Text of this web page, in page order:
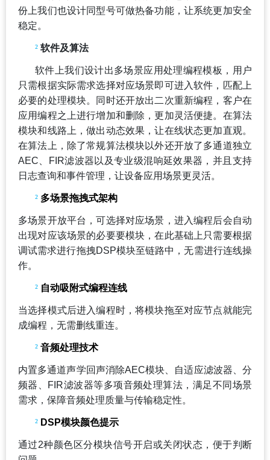
份上我们也设计同型号可做热备功能，让系统更加安全
稳定。
² 软件及算法
软件上我们设计出多场景应用处理编程模板，用户
只需根据实际需求选择对应场景即可进入软件，匹配上
必要的处理模块。同时还开放出二次重新编程，客户在
应用编程之上进行增加和删除，更加灵活便捷。在算法
模块和线路上，做出动态效果，让在线状态更加直观。
在算法上，除了常规算法模块以外还开放了多通道独立
AEC、FIR滤波器以及专业级混响延效果器，并且支持
日志查询和事件管理，让设备应用场景更灵活。
² 多场景拖拽式架构
多场景开放平台，可选择对应场景，进入编程后会自动
出现对应该场景的必要要模块，在此基础上只需要根据
调试需求进行拖拽DSP模块至链路中，无需进行连线操
作。
² 自动吸附式编程连线
当选择模式后进入编程时，将模块拖至对应节点就能完
成编程，无需删线重连。
² 音频处理技术
内置多通道声学回声消除AEC模块、自适应滤波器、分
频器、FIR滤波器等多项音频处理算法，满足不同场景
需求，保障音频处理质量与传输稳定性。
² DSP模块颜色提示
通过2种颜色区分模块信号开启或关闭状态，便于判断